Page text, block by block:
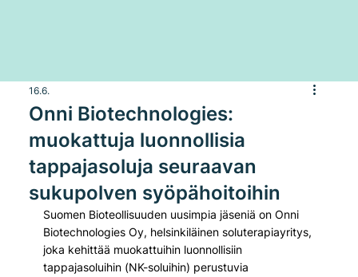
Onni Biotechnologies:
muokattuja luonnollisia
tappajasoluja seuraavan
sukupolven syöpähoitoihin
16.6.
Suomen Bioteollisuuden uusimpia jäseniä on Onni
Biotechnologies Oy, helsinkiläinen soluterapiayritys,
joka kehittää muokattuihin luonnollisiin
tappajasoluihin (NK-soluihin) perustuvia